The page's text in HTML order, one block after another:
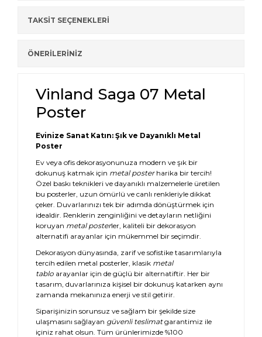
TAKSİT SEÇENEKLERİ
ÖNERİLERİNİZ
Vinland Saga 07 Metal
Poster
Evinize Sanat Katın: Şık ve Dayanıklı Metal
Poster
Ev veya ofis dekorasyonunuza modern ve şık bir
dokunuş katmak için metal posterharika bir tercih!
Özel baskı teknikleri ve dayanıklı malzemelerle üretilen
bu posterler, uzun ömürlü ve canlı renkleriyle dikkat
çeker. Duvarlarınızı tek bir adımda dönüştürmek için
idealdir. Renklerin zenginliğini ve detayların netliğini
koruyan metal posterler, kaliteli bir dekorasyon
alternatifi arayanlar için mükemmel bir seçimdir.
Dekorasyon dünyasında, zarif ve sofistike tasarımlarıyla
tercih edilen metal posterler, klasik metal
tablo arayanlar için de güçlü bir alternatiftir. Her bir
tasarım, duvarlarınıza kişisel bir dokunuş katarken aynı
zamanda mekanınıza enerji ve stil getirir.
Siparişinizin sorunsuz ve sağlam bir şekilde size
ulaşmasını sağlayan güvenli teslimatgarantimiz ile
içiniz rahat olsun. Tüm ürünlerimizde %100